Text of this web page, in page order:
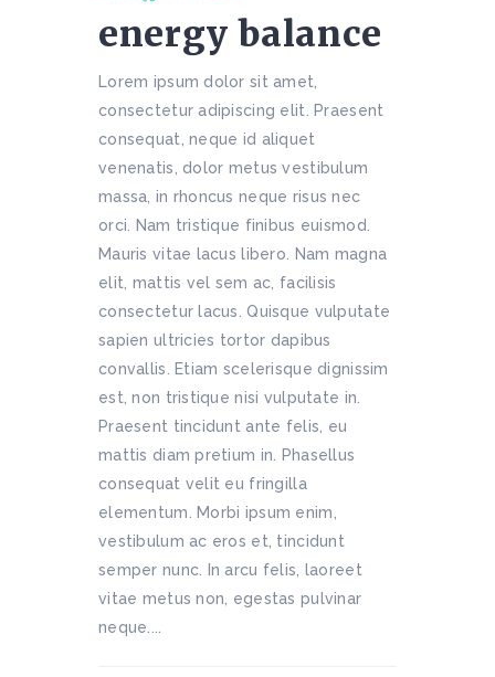
energy balance
Lorem ipsum dolor sit amet,
consectetur adipiscing elit. Praesent
consequat, neque id aliquet
venenatis, dolor metus vestibulum
massa, in rhoncus neque risus nec
orci. Nam tristique finibus euismod.
Mauris vitae lacus libero. Nam magna
elit, mattis vel sem ac, facilisis
consectetur lacus. Quisque vulputate
sapien ultricies tortor dapibus
convallis. Etiam scelerisque dignissim
est, non tristique nisi vulputate in.
Praesent tincidunt ante felis, eu
mattis diam pretium in. Phasellus
consequat velit eu fringilla
elementum. Morbi ipsum enim,
vestibulum ac eros et, tincidunt
semper nunc. In arcu felis, laoreet
vitae metus non, egestas pulvinar
neque....